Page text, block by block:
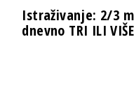
Istraživanje: 2/3
dnevno TRI ILI